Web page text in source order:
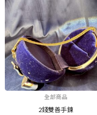
全部商品
2錢雙善手鍊